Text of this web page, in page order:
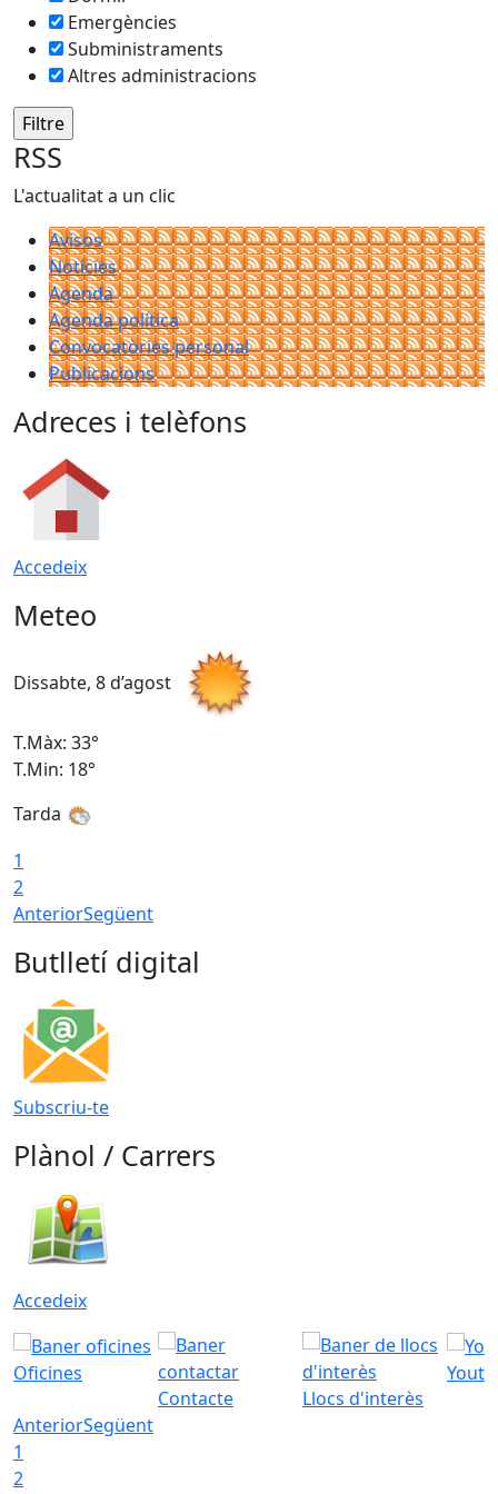
Emergències
Subministraments
Altres administracions
RSS
L'actualitat a un clic
Avisos
Notícies
Agenda
Agenda política
Convocatòries personal
Publicacions
Adreces i telèfons
Accedeix
Meteo
Dissabte, 8 d’agost
T.Màx: 33°
T.Min: 18°
Tarda
1
2
AnteriorSegüent
Butlletí digital
Subscriu-te
Plànol / Carrers
Accedeix
Oficines
Contacte
Llocs d'interès
AnteriorSegüent
1
2